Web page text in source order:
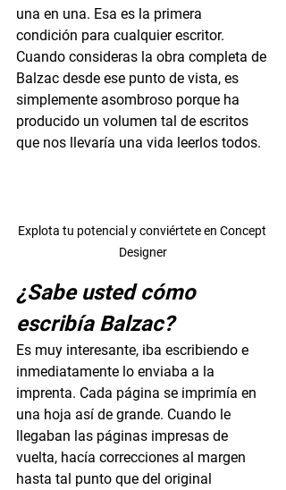
una en una. Esa es la primera
condición para cualquier escritor.
Cuando consideras la obra completa de
Balzac desde ese punto de vista, es
simplemente asombroso porque ha
producido un volumen tal de escritos
que nos llevaría una vida leerlos todos.
Explota tu potencial y conviértete en Concept
Designer
¿Sabe usted cómo
escribía Balzac?
Es muy interesante, iba escribiendo e
inmediatamente lo enviaba a la
imprenta. Cada página se imprimía en
una hoja así de grande. Cuando le
llegaban las páginas impresas de
vuelta, hacía correcciones al margen
hasta tal punto que del original